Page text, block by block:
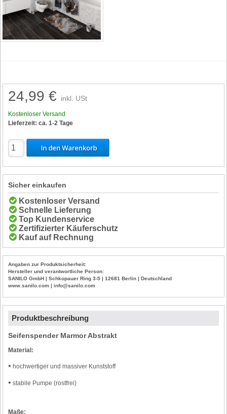
24,99 € inkl. USt
Kostenloser Versand
Lieferzeit: ca. 1-2 Tage
Sicher einkaufen
Kostenloser Versand
Schnelle Lieferung
Top Kundenservice
Zertifizierter Käuferschutz
Kauf auf Rechnung
Angaben zur Produktsicherheit:
Hersteller und verantwortliche Person:
SANILO GmbH | Schkopauer Ring 3-5 | 12681 Berlin | Deutschland
www.sanilo.com | info@sanilo.com
Produktbeschreibung
Seifenspender Marmor Abstrakt
Material:
• hochwertiger und massiver Kunststoff
• stabile Pumpe (rostfrei)
Maße: